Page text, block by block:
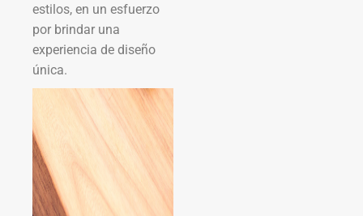
estilos, en un esfuerzo
por brindar una
experiencia de diseño
única.